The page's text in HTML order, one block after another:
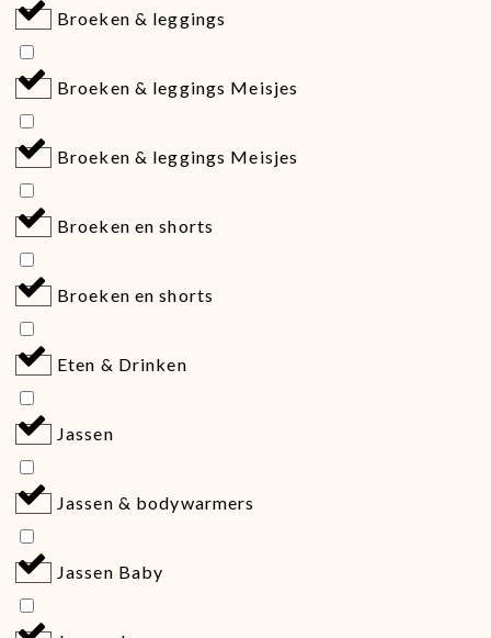
Broeken & leggings
Broeken & leggings Meisjes
Broeken & leggings Meisjes
Broeken en shorts
Broeken en shorts
Eten & Drinken
Jassen
Jassen & bodywarmers
Jassen Baby